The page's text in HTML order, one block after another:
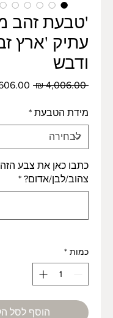
'טבעת זהב
עתיק 'ארץ
ודבש
‏4,006.00 ‏₪
מחיר
מידת הטבעת *
כתבו כאן את צבע
צהוב/לבן/אדום? *
כמות *
הוסף לסל